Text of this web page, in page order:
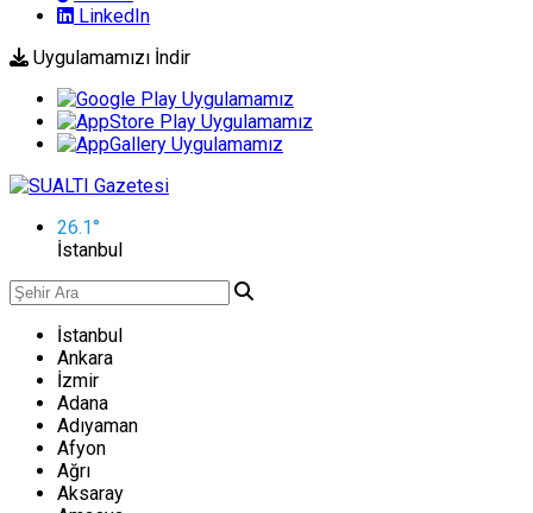
LinkedIn
Uygulamamızı İndir
26.1°
İstanbul
İstanbul
Ankara
İzmir
Adana
Adıyaman
Afyon
Ağrı
Aksaray